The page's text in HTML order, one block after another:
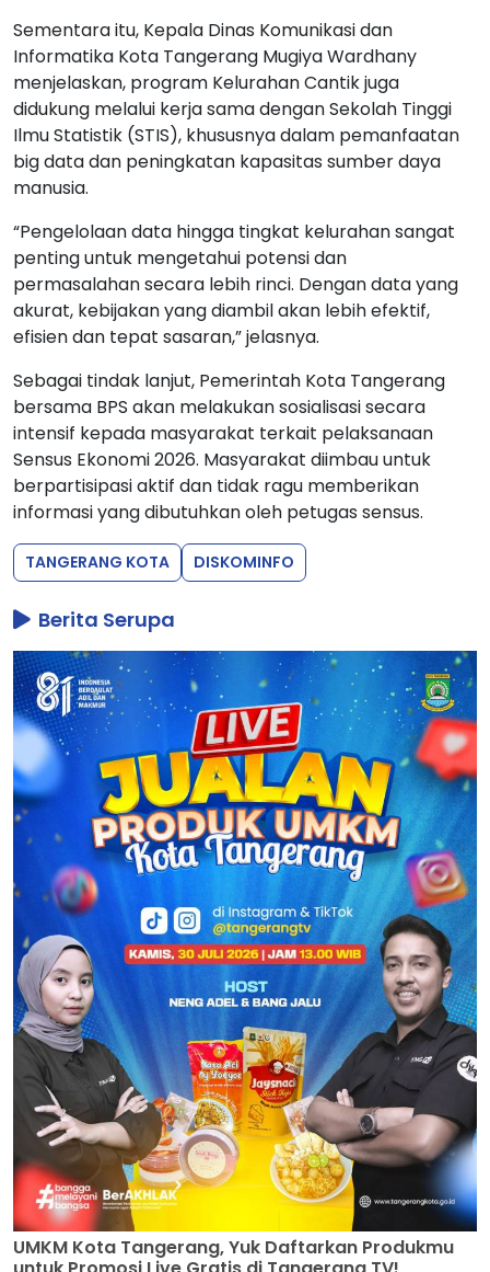
Sementara itu, Kepala Dinas Komunikasi dan
Informatika Kota Tangerang Mugiya Wardhany
menjelaskan, program Kelurahan Cantik juga
didukung melalui kerja sama dengan Sekolah Tinggi
Ilmu Statistik (STIS), khususnya dalam pemanfaatan
big data dan peningkatan kapasitas sumber daya
manusia.
“Pengelolaan data hingga tingkat kelurahan sangat
penting untuk mengetahui potensi dan
permasalahan secara lebih rinci. Dengan data yang
akurat, kebijakan yang diambil akan lebih efektif,
efisien dan tepat sasaran,” jelasnya.
Sebagai tindak lanjut, Pemerintah Kota Tangerang
bersama BPS akan melakukan sosialisasi secara
intensif kepada masyarakat terkait pelaksanaan
Sensus Ekonomi 2026. Masyarakat diimbau untuk
berpartisipasi aktif dan tidak ragu memberikan
informasi yang dibutuhkan oleh petugas sensus.
TANGERANG KOTA DISKOMINFO
Berita Serupa
UMKM Kota Tangerang, Yuk Daftarkan Produkmu